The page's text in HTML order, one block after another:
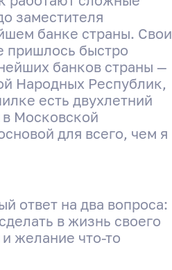
заместителя
банке страны. Свои
пришлось быстро
банков страны —
Народных Республик,
есть двухлетний
Московской
для всего, чем я
ответ на два вопроса:
в жизнь своего
желание что-то